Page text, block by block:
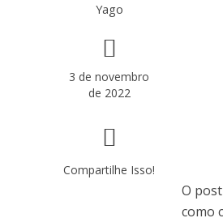
Yago
3 de novembro
de 2022
Compartilhe Isso!
O post
como